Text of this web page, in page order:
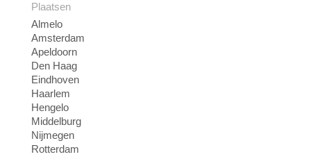
Plaatsen
Almelo
Amsterdam
Apeldoorn
Den Haag
Eindhoven
Haarlem
Hengelo
Middelburg
Nijmegen
Rotterdam